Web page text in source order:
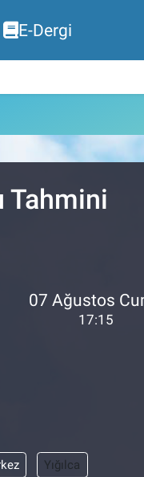
E-Dergi
Tahmini
07 Ağustos
17:15
Yığılca